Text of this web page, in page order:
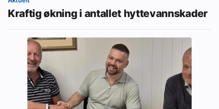
Kraftig økning i antallet hyttevannskader